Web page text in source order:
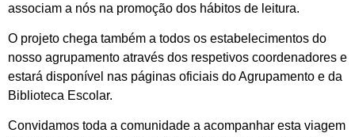
associam a nós na promoção dos hábitos de leitura.
O projeto chega também a todos os estabelecimentos do
nosso agrupamento através dos respetivos coordenadores e
estará disponível nas páginas oficiais do Agrupamento e da
Biblioteca Escolar.
Convidamos toda a comunidade a acompanhar esta viagem